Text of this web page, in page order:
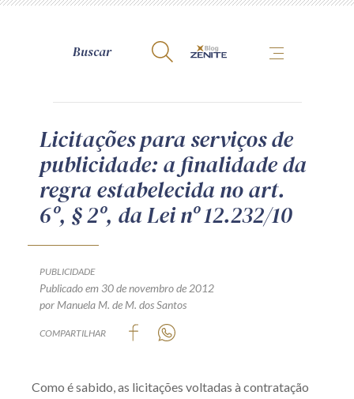
A Zênite
Como publicar conosco
Site da Zênite
Contato
Guia de Direitos dos Titulares de Dados
Encarregado (contato)
Licitações para serviços de
publicidade: a finalidade da
regra estabelecida no art.
6º, § 2º, da Lei nº 12.232/10
PUBLICIDADE
Publicado em 30 de novembro de 2012
por Manuela M. de M. dos Santos
COMPARTILHAR
Como é sabido, as licitações voltadas à contratação